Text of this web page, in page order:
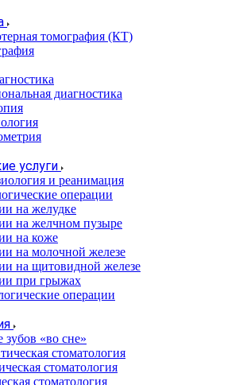
томография (КТ)
диагностика
услуги
и реанимация
операции
на желудке
на желчном пузыре
на коже
на молочной железе
на щитовидной железе
при грыжах
операции
зубов «во сне»
стоматология
стоматология
стоматология